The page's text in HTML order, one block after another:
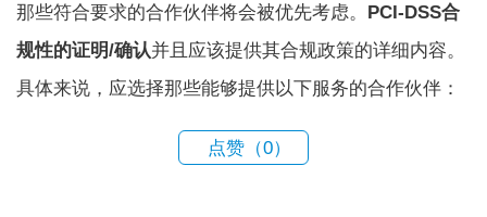
那些符合要求的合作伙伴将会被优先考虑。 PCI-DSS合
规性的证明/确认并且应该提供其合规政策的详细内容。
具体来说，应选择那些能够提供以下服务的合作伙伴：
点赞（0）